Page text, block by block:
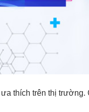
thích trên thị trường.